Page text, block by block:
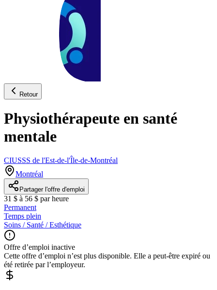
Retour
Physiothérapeute en santé
mentale
CIUSSS de l'Est-de-l'Île-de-Montréal
Montréal
Partager l'offre d'emploi
31 $ à 56 $ par heure
Permanent
Temps plein
Soins / Santé / Esthétique
Offre d’emploi inactive
Cette offre d’emploi n’est plus disponible. Elle a peut-être expiré ou
été retirée par l’employeur.